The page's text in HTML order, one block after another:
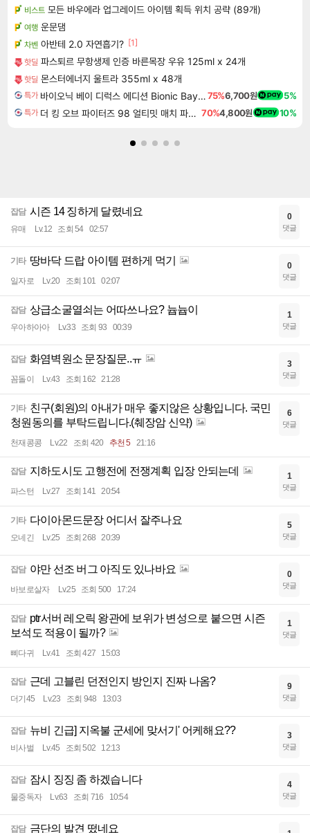
비스트 모든 바우에라 업그레이드 아이템 획득 위치 공략 (89개)
여행 운문댐
차벤 아반테 2.0 자연흡기? [1]
핫딜 파스퇴르 무항생제 인증 바른목장 우유 125ml x 24개
핫딜 몬스터에너지 울트라 355ml x 48개
특가 바이오닉 베이 디럭스 에디션 Bionic Bay Deluxe Edition75%6,700원 5%
특가 더 킹 오브 파이터즈 98 얼티밋 매치 파이널 에디션 THE KING OF FIGHTERS 98 ULTIMATE MATCH FINAL EDITION 70%4,800원 10%
잡담 시즌 14 징하게 달렸네요
유매 Lv.12 조회 54 02:57
0
댓글
기타 땅바닥 드랍 아이템 편하게 먹기
일자로 Lv.20 조회 101 02:07
0
댓글
잡담 상급소굴열쇠는 어따쓰나요? 늅늅이
우아하아아 Lv.33 조회 93 00:39
1
댓글
잡담 화염벽원소 문장질문..ㅠ
꼼돌이 Lv.43 조회 162 21:28
3
댓글
기타 친구(회원)의 아내가 매우 좋지않은 상황입니다. 국민
청원동의를 부탁드립니다.(췌장암 신약)
천재콩콩 Lv.22 조회 420 추천 5 21:16
6
댓글
잡담 지하도시도 고행전에 전쟁계획 입장 안되는데
파스턴 Lv.27 조회 141 20:54
1
댓글
기타 다이아몬드문장 어디서 잘주나요
오네긴 Lv.25 조회 268 20:39
5
댓글
잡담 야만 선조 버그 아직도 있나바요
바보로살자 Lv.25 조회 500 17:24
0
댓글
잡담 ptr서버 레오릭 왕관에 보위가 변성으로 붙으면 시즌
보석도 적용이 될까?
삐다귀 Lv.41 조회 427 15:03
1
댓글
잡담 근데 고블린 던전인지 방인지 진짜 나옴?
더기45 Lv.23 조회 948 13:03
9
댓글
잡담 뉴비 긴급] 지옥불 군세에 맞서기' 어케해요??
비사벌 Lv.45 조회 502 12:13
3
댓글
잡담 잠시 징징 좀 하겠습니다
물중독자 Lv.63 조회 716 10:54
4
댓글
잡담 금단의 발견 떴네요